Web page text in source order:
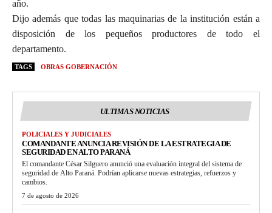
año.
Dijo además que todas las maquinarias de la institución están a
disposición de los pequeños productores de todo el
departamento.
TAGS OBRAS GOBERNACIÓN
ULTIMAS NOTICIAS
POLICIALES Y JUDICIALES
COMANDANTE ANUNCIA REVISIÓN DE LA ESTRATEGIA DE
SEGURIDAD EN ALTO PARANÁ
El comandante César Silguero anunció una evaluación integral del sistema de
seguridad de Alto Paraná. Podrían aplicarse nuevas estrategias, refuerzos y
cambios.
7 de agosto de 2026